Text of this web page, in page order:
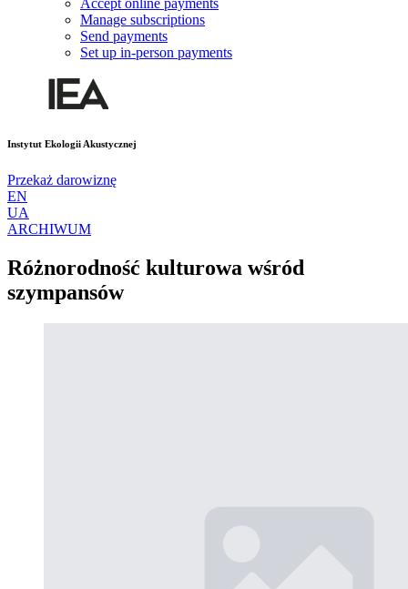
Accept online payments
Manage subscriptions
Send payments
Set up in-person payments
Instytut Ekologii Akustycznej
Przekaż darowiznę
EN
UA
ARCHIWUM
Różnorodność kulturowa wśród
szympansów